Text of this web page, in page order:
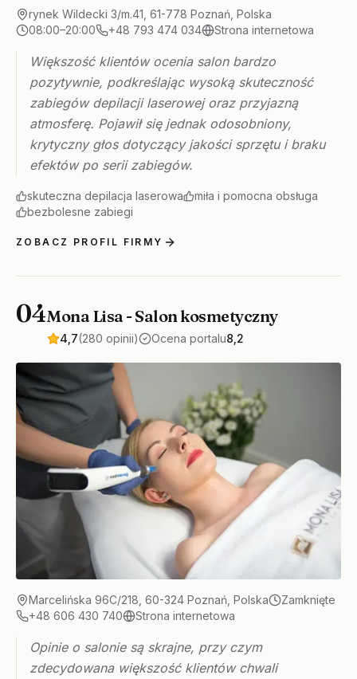
rynek Wildecki 3/m.41, 61-778 Poznań, Polska
08:00–20:00
+48 793 474 034 Strona internetowa
Większość klientów ocenia salon bardzo
pozytywnie, podkreślając wysoką skuteczność
zabiegów depilacji laserowej oraz przyjazną
atmosferę. Pojawił się jednak odosobniony,
krytyczny głos dotyczący jakości sprzętu i braku
efektów po serii zabiegów.
skuteczna depilacja laserowa
miła i pomocna obsługa
bezbolesne zabiegi
ZOBACZ PROFIL FIRMY
04Mona Lisa - Salon kosmetyczny
4,7(280 opinii) Ocena portalu8,2
Marcelińska 96C/218, 60-324 Poznań, Polska
Zamknięte
+48 606 430 740
Strona internetowa
Opinie o salonie są skrajne, przy czym
zdecydowana większość klientów chwali